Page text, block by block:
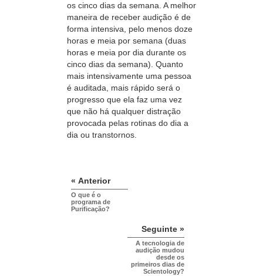
os cinco dias da semana. A melhor
maneira de receber audição é de
forma intensiva, pelo menos doze
horas e meia por semana (duas
horas e meia por dia durante os
cinco dias da semana). Quanto
mais intensivamente uma pessoa
é auditada, mais rápido será o
progresso que ela faz uma vez
que não há qualquer distração
provocada pelas rotinas do dia a
dia ou transtornos.
« Anterior
O que é o
programa de
Purificação?
Seguinte »
A tecnologia de
audição mudou
desde os
primeiros dias de
Scientology?